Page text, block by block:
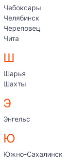
Чебоксары
Челябинск
Череповец
Чита
Ш
Шарья
Шахты
Э
Энгельс
Ю
Южно-Сахалинск